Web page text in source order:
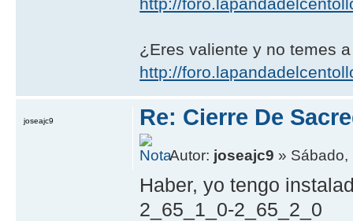
http://
¿Eres valiente y no temes
http://
Re: Cierre De
Autor: joseajc9 » Sábado,
Haber, yo tengo
2_65_1_0-2_65_2_0
joseajc9